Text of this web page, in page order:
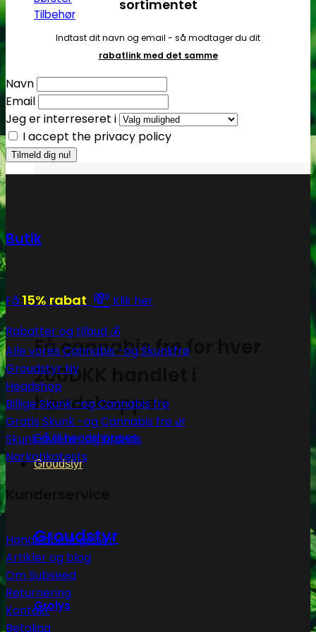
Tilbehør
Få cannabis frø for hver
200DKK handlet i
headshoppen
Gå til headshoppen
Groudstyr
Groudstyr
Grolys
sortimentet
Indtast dit navn og email - så modtager du dit
rabatlink med det samme
Navn
Email
Jeg er interreseret i
I accept the privacy policy
Butik
Få 15% rabat 💸 Klik her
Rabatter og tilbud 💰
Alle vores Cannabis -og Skunkfrø
Groudstyr
Headshop
Billige Skunk -og Cannabis frø
Gratis Skunk -og Cannabis frø 🌿
Skunk avlere- og brands
Narkotikatests
Handelsbetingelser
Artikler og blog
Om Subseed
Returnering
Kontakt
Betaling